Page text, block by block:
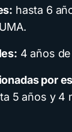
hasta 6
4 años
por
5 años y 4